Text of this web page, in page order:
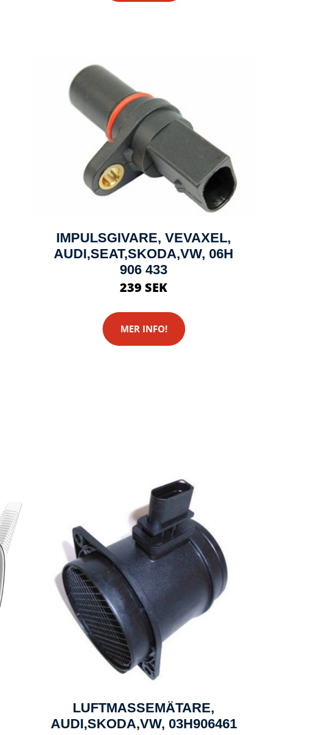
IMPULSGIVARE, VEVAXEL,
AUDI,SEAT,SKODA,VW, 06H
906 433
239 SEK
MER INFO!
LUFTMASSEMÄTARE,
AUDI,SKODA,VW, 03H906461